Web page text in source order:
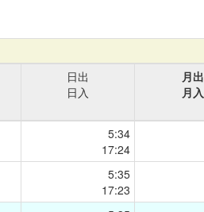
日出
日入
月出
月入
5:34
17:24
5:35
17:23